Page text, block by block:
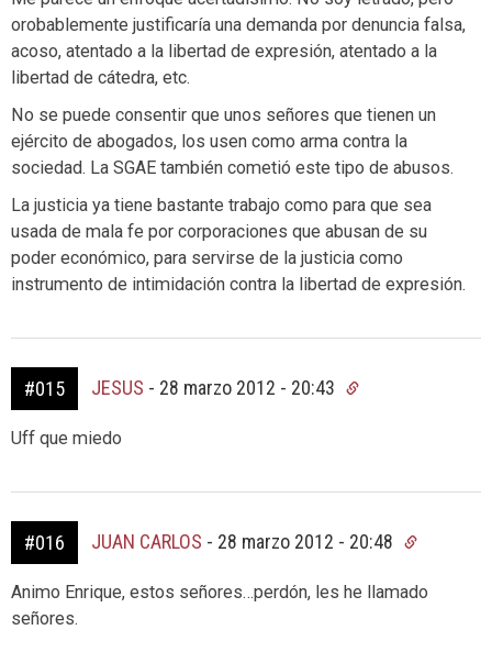
orobablemente justificaría una demanda por denuncia falsa,
acoso, atentado a la libertad de expresión, atentado a la
libertad de cátedra, etc.
No se puede consentir que unos señores que tienen un
ejército de abogados, los usen como arma contra la
sociedad. La SGAE también cometió este tipo de abusos.
La justicia ya tiene bastante trabajo como para que sea
usada de mala fe por corporaciones que abusan de su
poder económico, para servirse de la justicia como
instrumento de intimidación contra la libertad de expresión.
#015 JESUS - 28 marzo 2012 - 20:43
Uff que miedo
#016 JUAN CARLOS - 28 marzo 2012 - 20:48
Animo Enrique, estos señores…perdón, les he llamado
señores.